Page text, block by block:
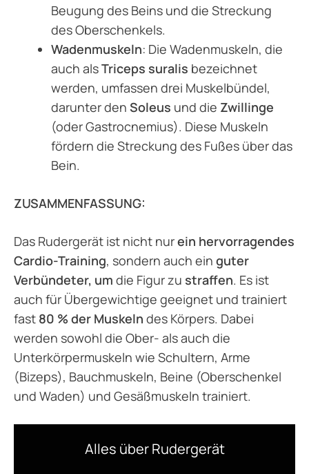
Beugung des Beins und die Streckung
des Oberschenkels.
Wadenmuskeln: Die Wadenmuskeln, die
auch alsTriceps suralis bezeichnet
werden, umfassen drei Muskelbündel,
darunter den Soleus und die Zwillinge
(oder Gastrocnemius). Diese Muskeln
fördern die Streckung des Fußes über das
Bein.
ZUSAMMENFASSUNG:
Das Rudergerät ist nicht nurein hervorragendes
Cardio-Training, sondern auch ein guter
Verbündeter, um die Figur zu straffen. Es ist
auch für Übergewichtige geeignet und trainiert
fast 80 % der Muskeln des Körpers. Dabei
werden sowohl die Ober- als auch die
Unterkörpermuskeln wie Schultern, Arme
(Bizeps), Bauchmuskeln, Beine (Oberschenkel
und Waden) und Gesäßmuskeln trainiert.
Alles über Rudergerät